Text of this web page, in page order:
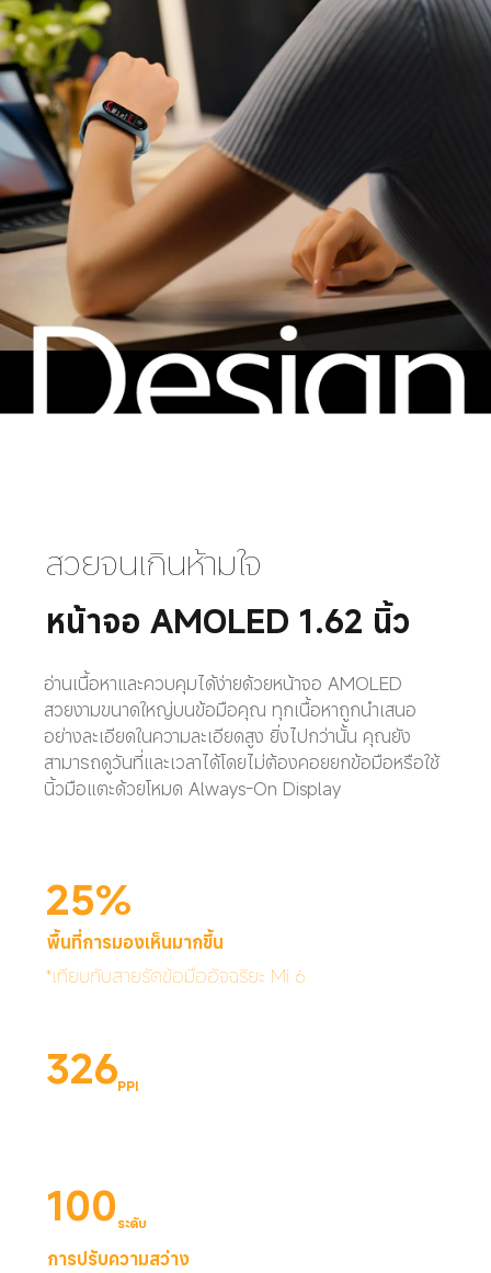
สวยจนเกินห้ามใจ
หน้าจอ AMOLED 1.62 นิ้ว
อ่านเนื้อหาและควบคุมได้ง่ายด้วยหน้าจอ AMOLED
สวยงามขนาดใหญ่บนข้อมือคุณ ทุกเนื้อหาถูกนำเสนอ
อย่างละเอียดในความละเอียดสูง ยิ่งไปกว่านั้น คุณยัง
สามารถดูวันที่และเวลาได้โดยไม่ต้องคอยยกข้อมือหรือใช้
นิ้วมือแตะด้วยโหมด Always-On Display
25%
พื้นที่การมองเห็นมากขึ้น
*เทียบกับสายรัดข้อมืออัจฉริยะ Mi 6
326PPI
100ระดับ
การปรับความสว่าง